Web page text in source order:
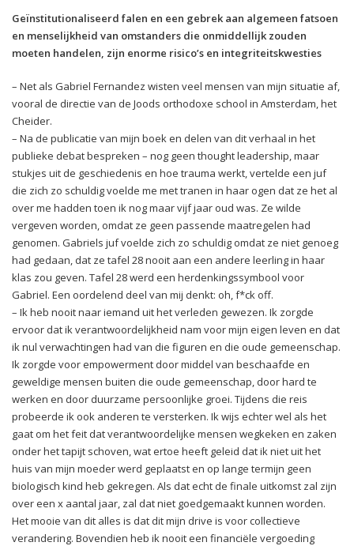
Geïnstitutionaliseerd falen en een gebrek aan algemeen fatsoen
en menselijkheid van omstanders die onmiddellijk zouden
moeten handelen, zijn enorme risico’s en integriteitskwesties
– Net als Gabriel Fernandez wisten veel mensen van mijn situatie af,
vooral de directie van de Joods orthodoxe school in Amsterdam, het
Cheider.
– Na de publicatie van mijn boek en delen van dit verhaal in het
publieke debat bespreken – nog geen thought leadership, maar
stukjes uit de geschiedenis en hoe trauma werkt, vertelde een juf
die zich zo schuldig voelde me met tranen in haar ogen dat ze het al
over me hadden toen ik nog maar vijf jaar oud was. Ze wilde
vergeven worden, omdat ze geen passende maatregelen had
genomen. Gabriels juf voelde zich zo schuldig omdat ze niet genoeg
had gedaan, dat ze tafel 28 nooit aan een andere leerling in haar
klas zou geven. Tafel 28 werd een herdenkingssymbool voor
Gabriel. Een oordelend deel van mij denkt: oh, f*ck off.
– Ik heb nooit naar iemand uit het verleden gewezen. Ik zorgde
ervoor dat ik verantwoordelijkheid nam voor mijn eigen leven en dat
ik nul verwachtingen had van die figuren en die oude gemeenschap.
Ik zorgde voor empowerment door middel van beschaafde en
geweldige mensen buiten die oude gemeenschap, door hard te
werken en door duurzame persoonlijke groei. Tijdens die reis
probeerde ik ook anderen te versterken. Ik wijs echter wel als het
gaat om het feit dat verantwoordelijke mensen wegkeken en zaken
onder het tapijt schoven, wat ertoe heeft geleid dat ik niet uit het
huis van mijn moeder werd geplaatst en op lange termijn geen
biologisch kind heb gekregen. Als dat echt de finale uitkomst zal zijn
over een x aantal jaar, zal dat niet goedgemaakt kunnen worden.
Het mooie van dit alles is dat dit mijn drive is voor collectieve
verandering. Bovendien heb ik nooit een financiële vergoeding